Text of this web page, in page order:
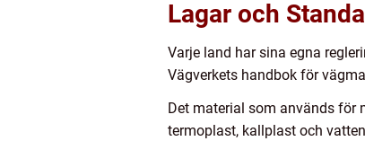
Lagar och
Varje land har sina egna
Vägverkets handbok för
Det material som används för
termoplast, kallplast och